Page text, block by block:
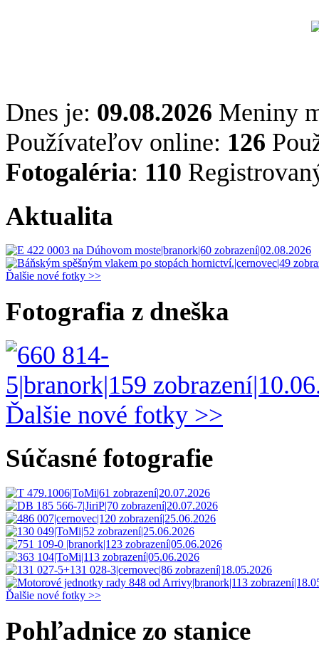
Dnes je: 09.08.2026 Meniny
Používateľov online: 126
Fotogaléria: 110
Aktualita
Ďalšie nové fotky >>
Fotografia z dneška
Ďalšie nové fotky >>
Súčasné fotografie
Ďalšie nové fotky >>
Pohľadnice zo stanice